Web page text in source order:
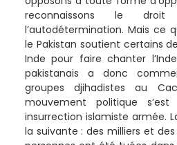
reconnaissons le
l’autodétermination. Mais ce
le Pakistan soutient certains
Inde pour faire chanter
pakistanais a donc
groupes djihadistes au
mouvement politique
insurrection islamiste armée.
la suivante : des milliers et